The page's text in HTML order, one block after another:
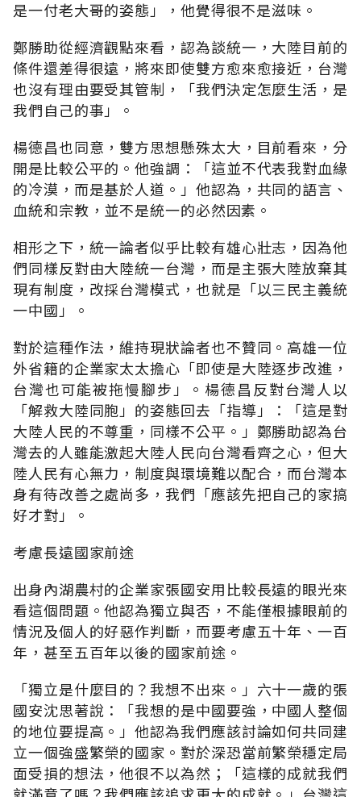
是一付老大哥的姿態」，他覺得很不是滋味。
鄭勝助從經濟觀點來看，認為談統一，大陸目前的
條件還差得很遠，將來即使雙方愈來愈接近，台灣
也沒有理由要受其管制，「我們決定怎麼生活，是
我們自己的事」。
楊德昌也同意，雙方思想懸殊太大，目前看來，分
開是比較公平的。他強調：「這並不代表我對血緣
的冷漠，而是基於人道。」他認為，共同的語言、
血統和宗教，並不是統一的必然因素。
相形之下，統一論者似乎比較有雄心壯志，因為他
們同樣反對由大陸統一台灣，而是主張大陸放棄其
現有制度，改採台灣模式，也就是「以三民主義統
一中國」。
對於這種作法，維持現狀論者也不贊同。高雄一位
外省籍的企業家太太擔心「即使是大陸逐步改進，
台灣也可能被拖慢腳步」。楊德昌反對台灣人以
「解救大陸同胞」的姿態回去「指導」：「這是對
大陸人民的不尊重，同樣不公平。」鄭勝助認為台
灣去的人雖能激起大陸人民向台灣看齊之心，但大
陸人民有心無力，制度與環境難以配合，而台灣本
身有待改善之處尚多，我們「應該先把自己的家搞
好才對」。
考慮長遠國家前途
出身內湖農村的企業家張國安用比較長遠的眼光來
看這個問題。他認為獨立與否，不能僅根據眼前的
情況及個人的好惡作判斷，而要考慮五十年、一百
年，甚至五百年以後的國家前途。
「獨立是什麼目的？我想不出來。」六十一歲的張
國安沈思著說：「我想的是中國要強，中國人整個
的地位要提高。」他認為我們應該討論如何共同建
立一個強盛繁榮的國家。對於深恐當前繁榮穩定局
面受損的想法，他很不以為然；「這樣的成就我們